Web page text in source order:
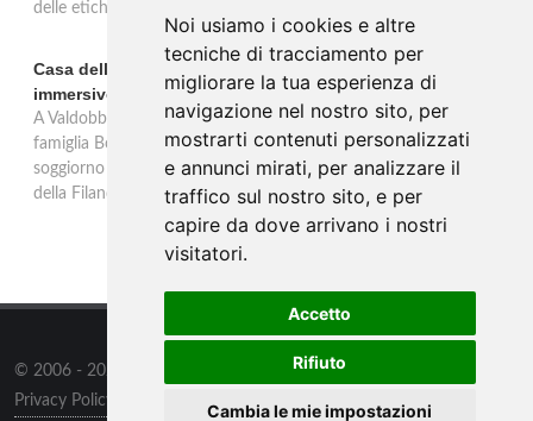
Noi usiamo i cookies e altre
tecniche di tracciamento per
migliorare la tua esperienza di
navigazione nel nostro sito, per
mostrarti contenuti personalizzati
e annunci mirati, per analizzare il
traffico sul nostro sito, e per
capire da dove arrivano i nostri
visitatori.
Accetto
Rifiuto
Cambia le mie impostazioni
delle etichette iconiche di Montepulciano.
Casa dell'Artista: a Valdobbiadene apre il soggiorno
immersivo tra arte e vino di Bortolomiol
A Valdobbiadene, nel cuore delle colline Patrimonio Unesco, la
famiglia Bortolomiol apre al pubblico la Casa dell'Artista: un
soggiorno immersivo tra arte, natura e vino all'interno del Parco
della Filandetta Art and Wine Farm.
© 2006 - 2026
all rights reserved.
Privacy Policy
Preferenze sui Cookies